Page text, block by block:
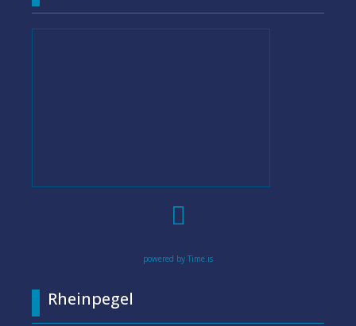

powered by Time.is
Rheinpegel